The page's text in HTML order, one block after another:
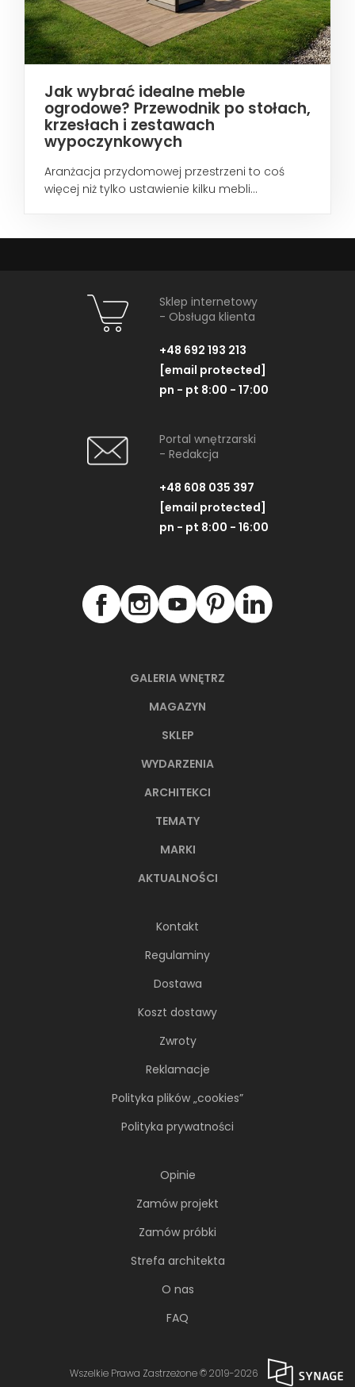
Jak wybrać idealne meble
ogrodowe? Przewodnik po stołach,
krzesłach i zestawach
wypoczynkowych
Aranżacja przydomowej przestrzeni to coś
więcej niż tylko ustawienie kilku mebli...
GALERIA WNĘTRZ
MAGAZYN
SKLEP
WYDARZENIA
ARCHITEKCI
TEMATY
MARKI
AKTUALNOŚCI
Kontakt
Regulaminy
Dostawa
Koszt dostawy
Zwroty
Reklamacje
Polityka plików „cookies”
Polityka prywatności
Opinie
Zamów projekt
Zamów próbki
Strefa architekta
O nas
FAQ
Sklep internetowy
- Obsługa klienta
+48 692 193 213
[email protected]
pn - pt 8:00 - 17:00
Portal wnętrzarski
- Redakcja
+48 608 035 397
[email protected]
pn - pt 8:00 - 16:00
Wszelkie Prawa Zastrzeżone © 2019-2026